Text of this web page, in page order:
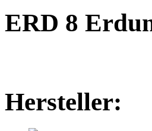
ERD 8
Hersteller: